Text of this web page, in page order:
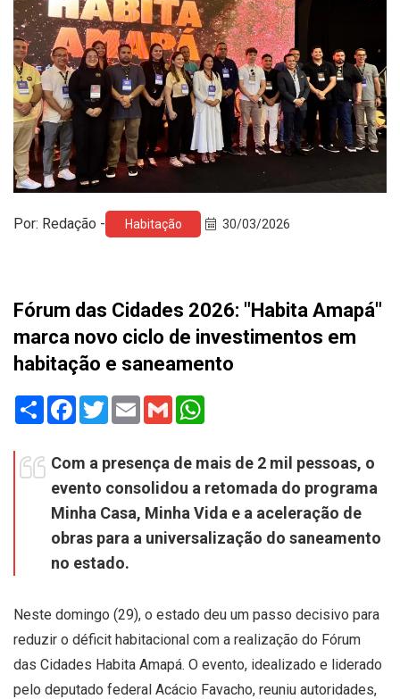
Por: Redação - Habitação 30/03/2026
Fórum das Cidades 2026: "Habita Amapá"
marca novo ciclo de investimentos em
habitação e saneamento
Share Facebook
TwitterEmail Gmail
Com a presença de mais de 2 mil pessoas, o
evento consolidou a retomada do programa
Minha Casa, Minha Vida e a aceleração de
obras para a universalização do saneamento
no estado.
Neste domingo (29), o estado deu um passo decisivo para
reduzir o déficit habitacional com a realização do Fórum
das Cidades Habita Amapá. O evento, idealizado e liderado
pelo deputado federal Acácio Favacho, reuniu autoridades,